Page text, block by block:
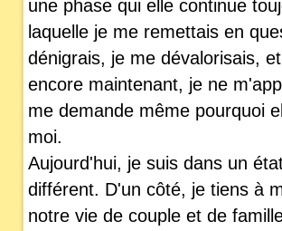
une phase qui elle continue
laquelle je me remettais en
dénigrais, je me dévalorisais,
encore maintenant, je ne
me demande même pourquoi
moi.
Aujourd'hui, je suis dans un
différent. D'un côté, je tiens à
notre vie de couple et de